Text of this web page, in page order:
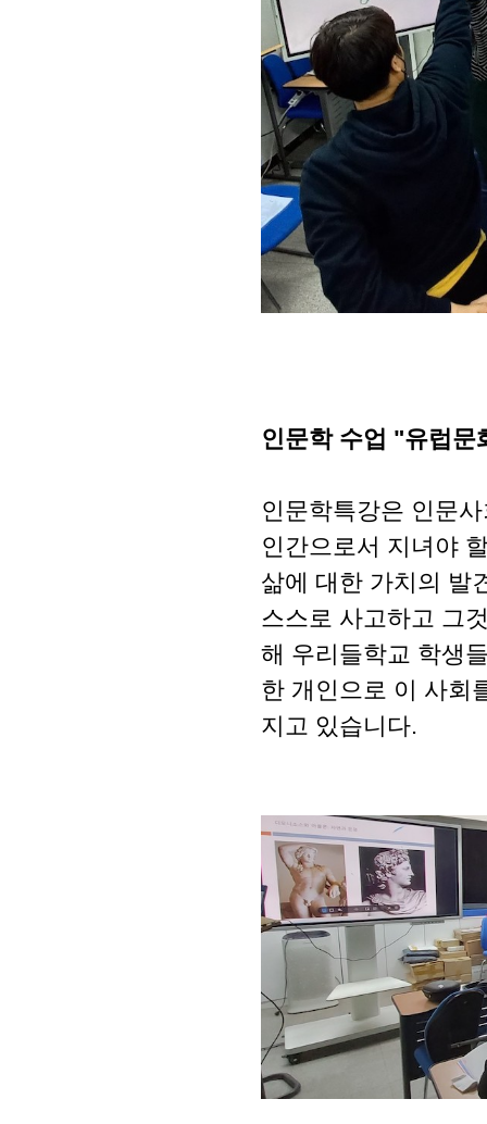
인문학 수업 "유럽문
인문학특강은 인문
인간으로서 지녀야
삶에 대한 가치의 발
스스로 사고하고 그
해 우리들학교 학생
한 개인으로 이 사회
지고 있습니다.